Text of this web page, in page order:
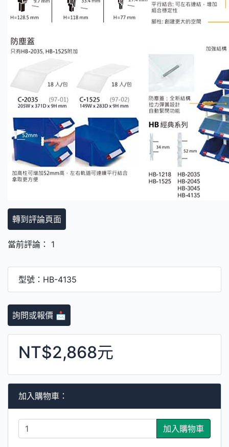
轉到評論頁面
當前評論： 1
型號：HB-4135
詢問或報價 📩
NT$2,868元
加入購物車：
加入購物車